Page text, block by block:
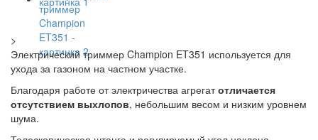
>
Электрический триммер Champion ET351 используется для
ухода за газоном на частном участке.
Благодаря работе от электричества агрегатотличается
отсутствием выхлопов, небольшим весом и низким уровнем
шума.